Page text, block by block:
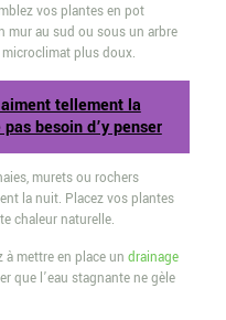
vos plantes en pot
mur au sud ou sous un arbre
plus doux.
tellement la
besoin d’y penser
murets ou rochers
la nuit. Placez vos plantes
chaleur naturelle.
mettre en place un drainage
que l’eau stagnante ne gèle